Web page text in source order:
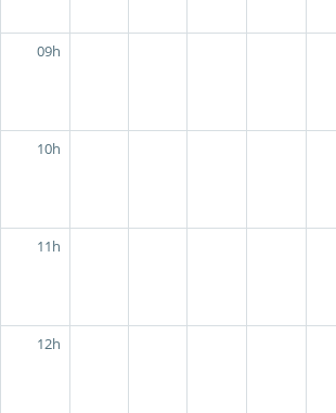
09h
10h
11h
12h